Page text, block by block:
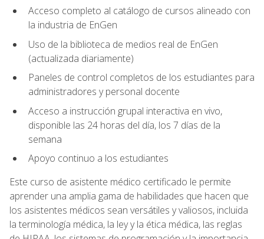
Acceso completo al catálogo de cursos alineado con
la industria de EnGen
Uso de la biblioteca de medios real de EnGen
(actualizada diariamente)
Paneles de control completos de los estudiantes para
administradores y personal docente
Acceso a instrucción grupal interactiva en vivo,
disponible las 24 horas del día, los 7 días de la
semana
Apoyo continuo a los estudiantes
Este curso de asistente médico certificado le permite
aprender una amplia gama de habilidades que hacen que
los asistentes médicos sean versátiles y valiosos, incluida
la terminología médica, la ley y la ética médica, las reglas